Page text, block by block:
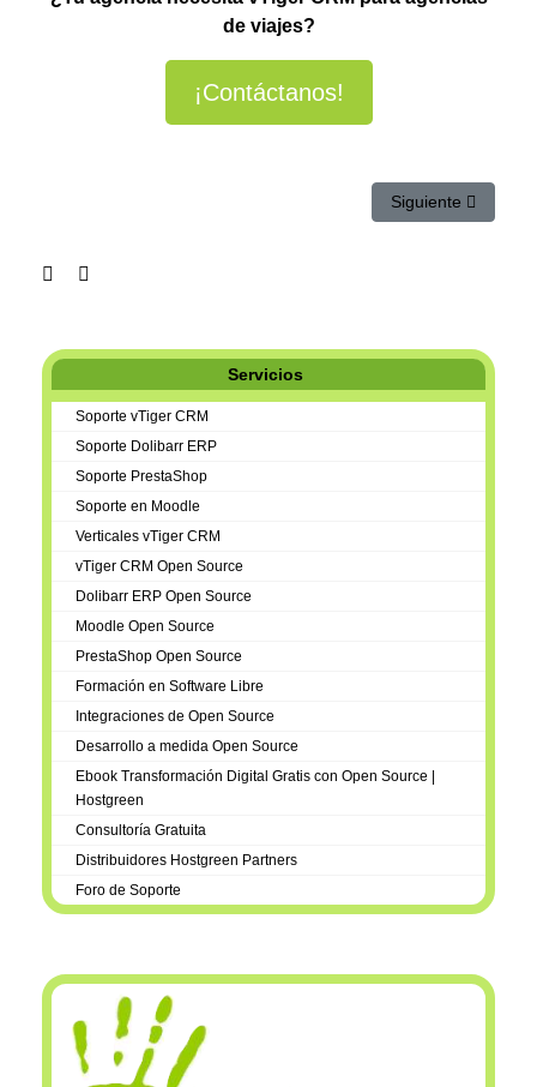
de viajes?
¡Contáctanos!
Artículo siguiente:
Siguiente
Servicios
Soporte vTiger CRM
Soporte Dolibarr ERP
Soporte PrestaShop
Soporte en Moodle
Verticales vTiger CRM
vTiger CRM Open Source
Dolibarr ERP Open Source
Moodle Open Source
PrestaShop Open Source
Formación en Software Libre
Integraciones de Open Source
Desarrollo a medida Open Source
Ebook Transformación Digital Gratis con Open Source |
Hostgreen
Consultoría Gratuita
Distribuidores Hostgreen Partners
Foro de Soporte